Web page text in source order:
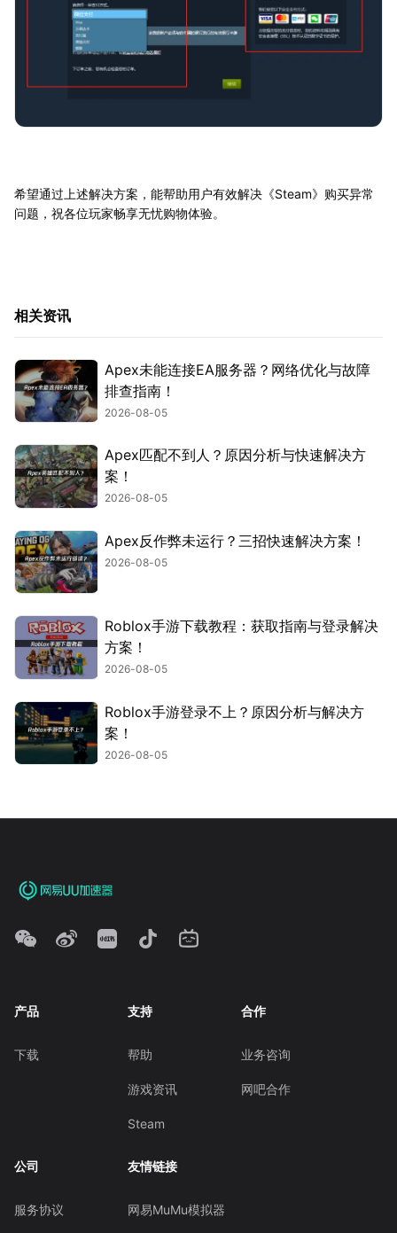
希望通过上述解决方案，能帮助用户有效解决《Steam》购买异常
问题，祝各位玩家畅享无忧购物体验。
相关资讯
Apex未能连接EA服务器？网络优化与故障
排查指南！
2026-08-05
Apex匹配不到人？原因分析与快速解决方
案！
2026-08-05
Apex反作弊未运行？三招快速解决方案！
2026-08-05
Roblox手游下载教程：获取指南与登录解决
方案！
2026-08-05
Roblox手游登录不上？原因分析与解决方
案！
2026-08-05
产品
下载
支持
帮助
游戏资讯
Steam
合作
业务咨询
网吧合作
公司
服务协议
友情链接
网易MuMu模拟器